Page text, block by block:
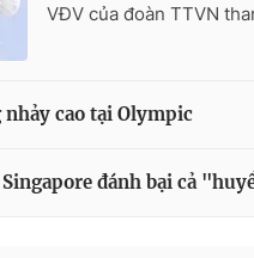
VĐV của đoàn TTVN
cao tại Olympic
Singapore đánh bại cả